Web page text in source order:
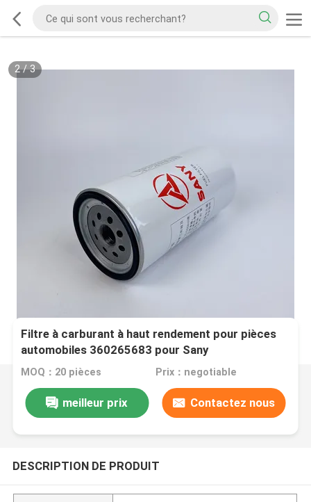
2/3
Filtre à carburant à haut rendement pour pièces
automobiles 360265683 pour Sany
MOQ：20 pièces Prix：negotiable
meilleur prix Contactez nous
DESCRIPTION DE PRODUIT